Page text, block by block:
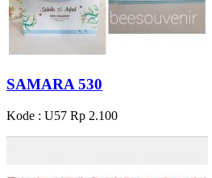
SAMARA 530
Kode : U57 Rp 2.100